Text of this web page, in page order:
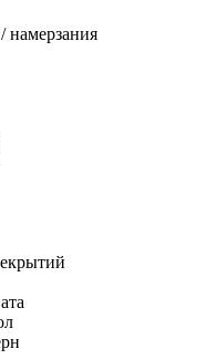
намерзания